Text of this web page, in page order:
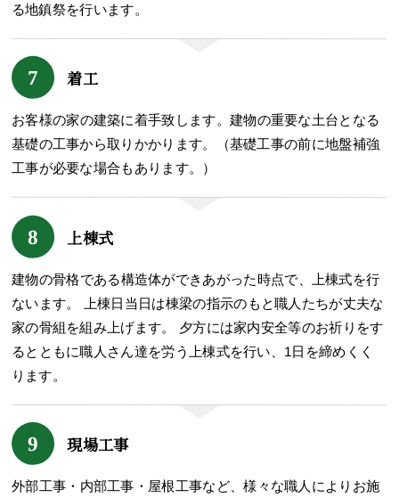
る地鎮祭を行います。
7 着工
お客様の家の建築に着手致します。建物の重要な土台となる
基礎の工事から取りかかります。（基礎工事の前に地盤補強
工事が必要な場合もあります。）
8 上棟式
建物の骨格である構造体ができあがった時点で、上棟式を行
ないます。 上棟日当日は棟梁の指示のもと職人たちが丈夫な
家の骨組を組み上げます。 夕方には家内安全等のお祈りをす
るとともに職人さん達を労う上棟式を行い、1日を締めくく
ります。
9 現場工事
外部工事・内部工事・屋根工事など、様々な職人によりお施